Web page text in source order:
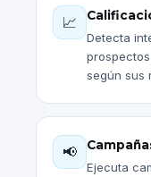
📈
Detecta
según sus
📢
Ejecuta